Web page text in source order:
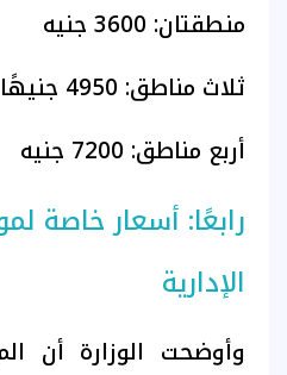
منطقتان: 3600 جنيه
ثلاث مناطق: 4950 جنيهًا
أربع مناطق: 7200 جنيه
رابعًا: أسعار خاصة
الإدارية
وأوضحت الوزارة أن